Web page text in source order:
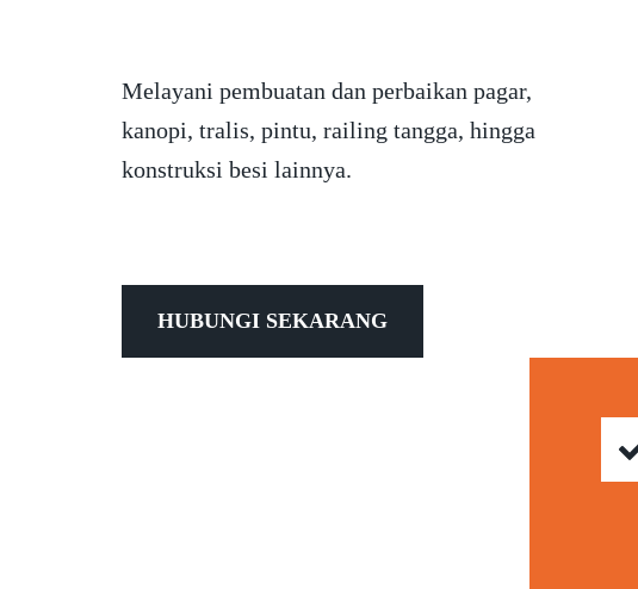
Melayani pembuatan dan perbaikan pagar,
kanopi, tralis, pintu, railing tangga, hingga
konstruksi besi lainnya.
HUBUNGI SEKARANG